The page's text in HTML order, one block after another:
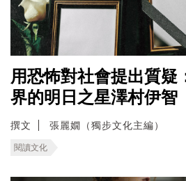
用恐怖對社會提出質疑
界的明日之星澤村伊智
撰文 張麗嫺（獨步文化主編）
閱讀文化